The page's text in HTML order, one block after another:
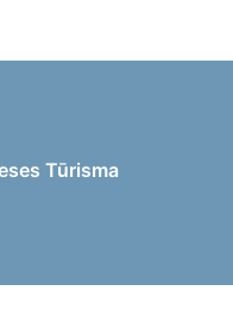
Tūrisma